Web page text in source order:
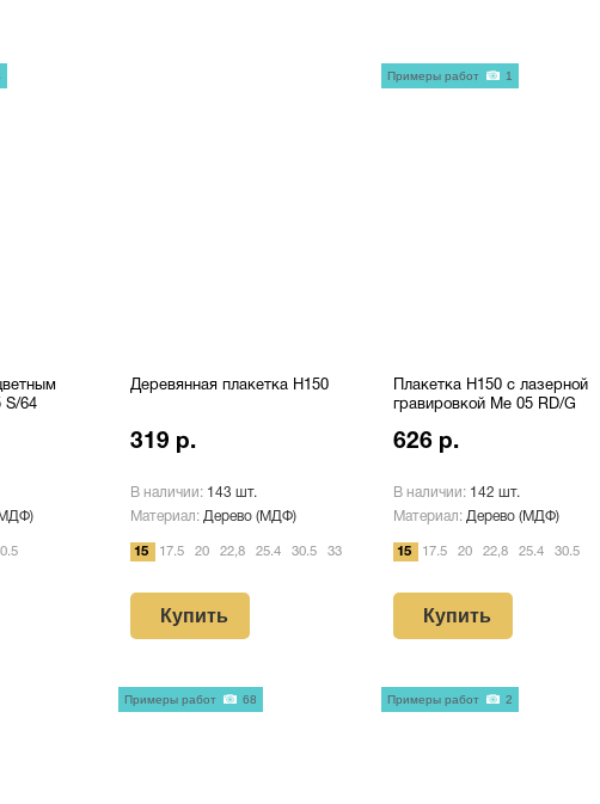
S/64
Деревянная плакетка H150
319 р.
В наличии: 143 шт.
Материал: Дерево (МДФ)
15 17.5 20 22,8 25.4 30.5 33
Купить
Плакетка H150 с лазерной
гравировкой Me 05 RD/G
626 р.
В наличии: 142 шт.
Материал: Дерево (МДФ)
15 17.5 20 22,8 25.4 30.5
Купить
Примеры работ 1
Примеры работ 68 Примеры работ 2